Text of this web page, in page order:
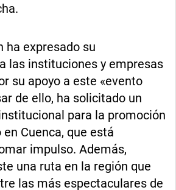
ha expresado su
las instituciones y empresas
su apoyo a este «evento
de ello, ha solicitado un
para la promoción
Cuenca, que está
impulso. Además,
una ruta en la región que
las más espectaculares de